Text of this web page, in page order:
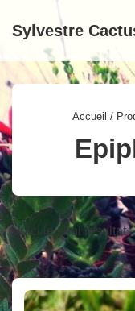
passer
contenu
Sylvestre
Accueil /
Voici le seul résultat